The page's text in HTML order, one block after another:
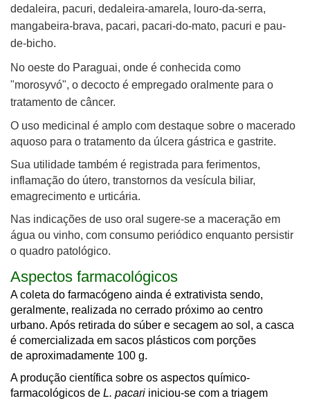
dedaleira, pacuri, dedaleira-amarela, louro-da-serra,
mangabeira-brava, pacari, pacari-do-mato, pacuri e pau-
de-bicho.
No oeste do Paraguai, onde é conhecida como
"morosyvó", o decocto é empregado oralmente para o
tratamento de câncer.
O uso medicinal é amplo com destaque sobre o macerado
aquoso para o tratamento da úlcera gástrica e gastrite.
Sua utilidade também é registrada para ferimentos,
inflamação do útero, transtornos da vesícula biliar,
emagrecimento e urticária.
Nas indicações de uso oral sugere-se a maceração em
água ou vinho, com consumo periódico enquanto persistir
o quadro patológico.
Aspectos farmacológicos
A coleta do farmacógeno ainda é extrativista sendo,
geralmente, realizada no cerrado próximo ao centro
urbano. Após retirada do súber e secagem ao sol, a casca
é comercializada em sacos plásticos com porções
de aproximadamente 100 g.
A produção científica sobre os aspectos químico-
farmacológicos de L. pacari iniciou-se com a triagem